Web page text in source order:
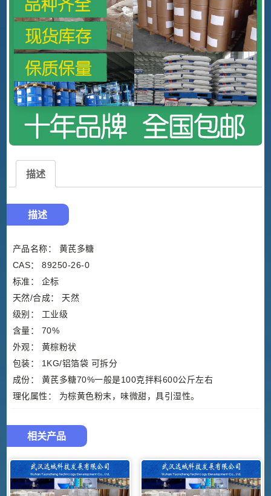
描述
描述
产品名称： 黄芪多糖
CAS： 89250-26-0
标准： 企标
天然/合成： 天然
级别： 工业级
含量： 70%
外观： 黄棕粉状
包装： 1KG/铝箔袋 可拆分
成份： 黄芪多糖70%一般是100克拌料600公斤左右
理化属性： 为棕黄色粉末，味微甜，具引湿性。
相关产品